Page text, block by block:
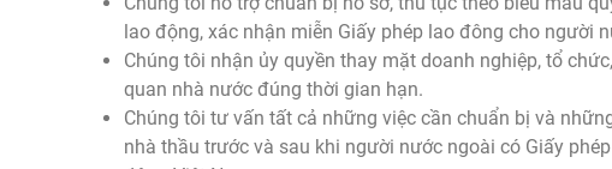
lao động, xác nhận miễn Giấy phép lao đông cho người
Chúng tôi nhận ủy quyền thay mặt doanh nghiệp, tổ
quan nhà nước đúng thời gian hạn.
Chúng tôi tư vấn tất cả những việc cần chuẩn bị và
nhà thầu trước và sau khi người nước ngoài có Giấy